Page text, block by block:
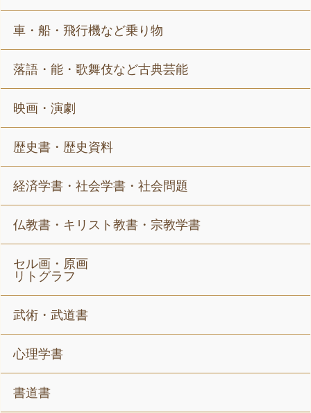
車・船・飛行機など乗り物
落語・能・歌舞伎など古典芸能
映画・演劇
歴史書・歴史資料
経済学書・社会学書・社会問題
仏教書・キリスト教書・宗教学書
セル画・原画
リトグラフ
武術・武道書
心理学書
書道書